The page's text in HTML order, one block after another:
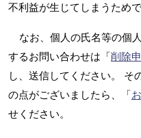
不利益が生じてしまうためで
なお、個人の氏名等の個
するお問い合わせは「削除
し、送信してください。 そ
の点がございましたら、「
せください。